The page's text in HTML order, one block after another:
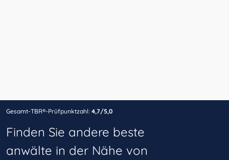
Gesamt-TBR®-Prüfpunktzahl: 4,7/5,0
Finden Sie andere beste
anwälte in der Nähe von